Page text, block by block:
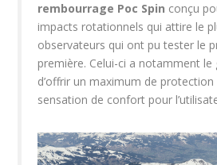
rembourrage Poc Spin conçu
impacts rotationnels qui attire le
observateurs qui ont pu tester le
première. Celui-ci a notamment le
d’offrir un maximum de
sensation de confort pour